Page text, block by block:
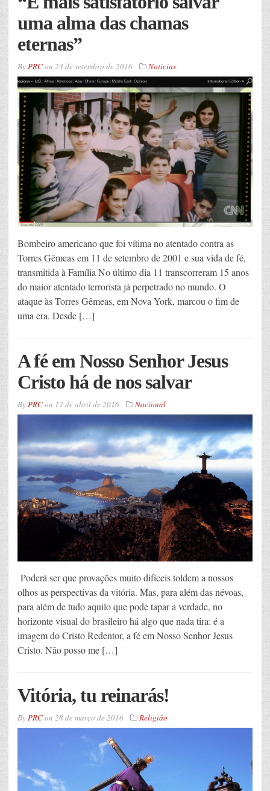
uma alma das chamas
eternas”
ByPRCon 23 de setembro de 2016 Noticias
Bombeiro americano que foi vítima no atentado contra as
Torres Gêmeas em 11 de setembro de 2001 e sua vida de fé,
transmitida à Família No último dia 11 transcorreram 15 anos
do maior atentado terrorista já perpetrado no mundo. O
ataque às Torres Gêmeas, em Nova York, marcou o fim de
uma era. Desde […]
A fé em Nosso Senhor Jesus
Cristo há de nos salvar
ByPRCon 17 de abril de 2016 Nacional
Poderá ser que provações muito difíceis toldem a nossos
olhos as perspectivas da vitória. Mas, para além das névoas,
para além de tudo aquilo que pode tapar a verdade, no
horizonte visual do brasileiro há algo que nada tira: é a
imagem do Cristo Redentor, a fé em Nosso Senhor Jesus
Cristo. Não posso me […]
Vitória, tu reinarás!
ByPRCon 28 de março de 2016 Religião